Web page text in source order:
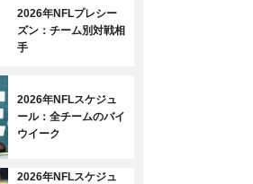
2026年NFLプレシー
ズン：チーム別対戦相
手
2026年NFLスケジュ
ール：全チームのバイ
ウイーク
2026年NFLスケジュ